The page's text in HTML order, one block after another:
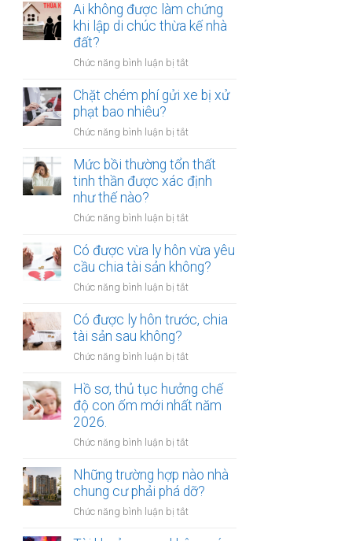
rơm,
rạ
sắt
xử
nào?
Ai không được làm chứng
khi lập di chúc thừa kế nhà
đất?
Chức năng bình luận bị tắt
không
chứng
lập
di
đất?
Chặt chém phí gửi xe bị xử
phạt bao nhiêu?
Chức năng bình luận bị tắt
chém
phí
gửi
bị
phạt
bao
Mức bồi thường tổn thất
tinh thần được xác định
như thế nào?
Chức năng bình luận bị tắt
bồi
thường
tổn
thất
thần
thế
nào?
Có được vừa ly hôn vừa yêu
cầu chia tài sản không?
Chức năng bình luận bị tắt
được
hôn
yêu
cầu
không?
Có được ly hôn trước, chia
tài sản sau không?
Chức năng bình luận bị tắt
được
ly
chia
sản
sau
Hồ sơ, thủ tục hưởng chế
độ con ốm mới nhất năm
2026.
Chức năng bình luận bị tắt
sơ,
thủ
hưởng
Những trường hợp nào nhà
chung cư phải phá dỡ?
Chức năng bình luận bị tắt